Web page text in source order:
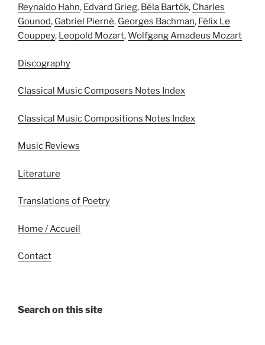
Reynaldo Hahn, Edvard Grieg, Béla Bartók, Charles
Gounod, Gabriel Pierné, Georges Bachman, Félix Le
Couppey, Leopold Mozart,Wolfgang Amadeus Mozart
Discography
Classical Music Composers Notes Index
Classical Music Compositions Notes Index
Music Reviews
Literature
Translations of Poetry
Home / Accueil
Contact
Search on this site